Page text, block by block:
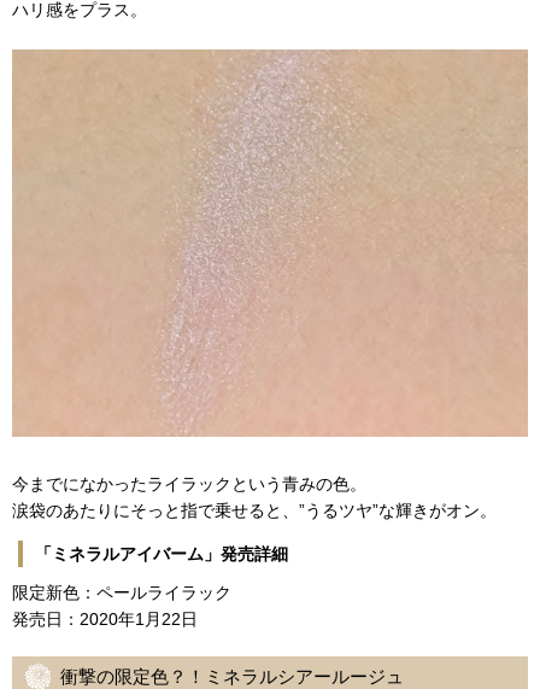
ハリ感をプラス。
今までになかったライラックという青みの色。
涙袋のあたりにそっと指で乗せると、”うるツヤ”な輝きがオン。
「ミネラルアイバーム」発売詳細
限定新色：ペールライラック
発売日：2020年1月22日
衝撃の限定色？！ミネラルシアールージュ